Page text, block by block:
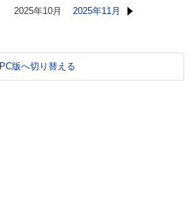
2025年10月 2025年11月
PC版へ切り替える